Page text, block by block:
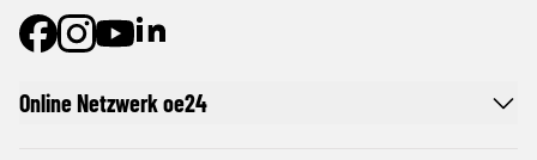
Online Netzwerk oe24